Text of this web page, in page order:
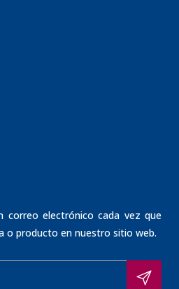
correo electrónico cada vez que
o producto en nuestro sitio web.